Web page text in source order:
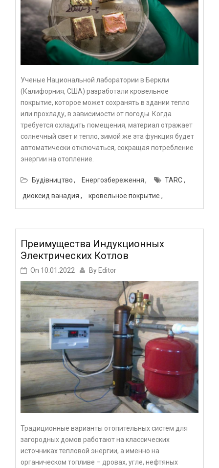
Ученые Национальной лаборатории в Беркли
(Калифорния, США) разработали кровельное
покрытие, которое может сохранять в здании тепло
или прохладу, в зависимости от погоды. Когда
требуется охладить помещения, материал отражает
солнечный свет и тепло, зимой же эта функция будет
автоматически отключаться, сокращая потребление
энергии на отопление.
Будівництво Енергозбереження
TARC
диоксид ванадия
кровельное покрытие
Преимущества Индукционных
Электрических Котлов
On 10.01.2022 By Editor
Традиционные варианты отопительных систем для
загородных домов работают на классических
источниках тепловой энергии, а именно на
органическом топливе – дровах, угле, нефтяных